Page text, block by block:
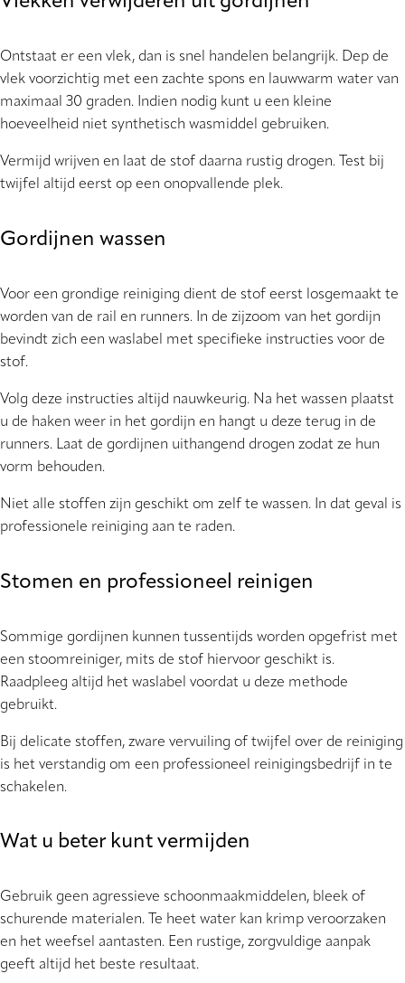
Ontstaat er een vlek, dan is snel handelen belangrijk. Dep de
vlek voorzichtig met een zachte spons en lauwwarm water van
maximaal 30 graden. Indien nodig kunt u een kleine
hoeveelheid niet synthetisch wasmiddel gebruiken.
Vermijd wrijven en laat de stof daarna rustig drogen. Test bij
twijfel altijd eerst op een onopvallende plek.
Gordijnen wassen
Voor een grondige reiniging dient de stof eerst losgemaakt te
worden van de rail en runners. In de zijzoom van het gordijn
bevindt zich een waslabel met specifieke instructies voor de
stof.
Volg deze instructies altijd nauwkeurig. Na het wassen plaatst
u de haken weer in het gordijn en hangt u deze terug in de
runners. Laat de gordijnen uithangend drogen zodat ze hun
vorm behouden.
Niet alle stoffen zijn geschikt om zelf te wassen. In dat geval is
professionele reiniging aan te raden.
Stomen en professioneel reinigen
Sommige gordijnen kunnen tussentijds worden opgefrist met
een stoomreiniger, mits de stof hiervoor geschikt is.
Raadpleeg altijd het waslabel voordat u deze methode
gebruikt.
Bij delicate stoffen, zware vervuiling of twijfel over de reiniging
is het verstandig om een professioneel reinigingsbedrijf in te
schakelen.
Wat u beter kunt vermijden
Gebruik geen agressieve schoonmaakmiddelen, bleek of
schurende materialen. Te heet water kan krimp veroorzaken
en het weefsel aantasten. Een rustige, zorgvuldige aanpak
geeft altijd het beste resultaat.